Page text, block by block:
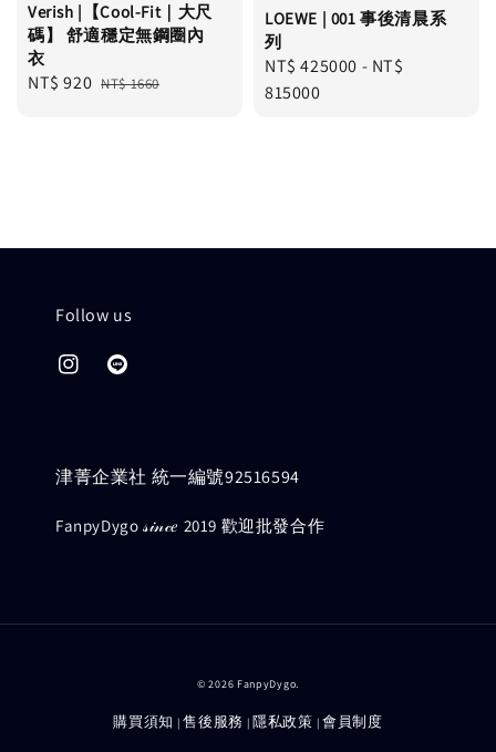
Verish |【Cool-Fit｜大尺
碼】 舒適穩定無鋼圈內
衣
Sale
NT$ 920 Regular
NT$ 1660
LOEWE | 001 事後清晨系
列
Regular
price
NT$ 425000 - NT$
815000
Follow us
津菁企業社 統一編號92516594
FanpyDygo 𝓈𝒾𝓃𝒸𝑒 2019 歡迎批發合作
© 2026 FanpyDygo.
購買須知 |售後服務 | 隱私政策 | 會員制度